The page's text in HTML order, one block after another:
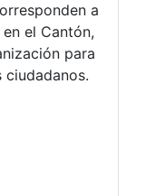
a
el Cantón,
para